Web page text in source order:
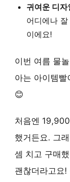
귀여운 디자
어디에나
이에요!
이번 여름 물
아는 아이템
😊
처음엔
했거든요. 그
셈 치고 구매
괜찮더라고요!